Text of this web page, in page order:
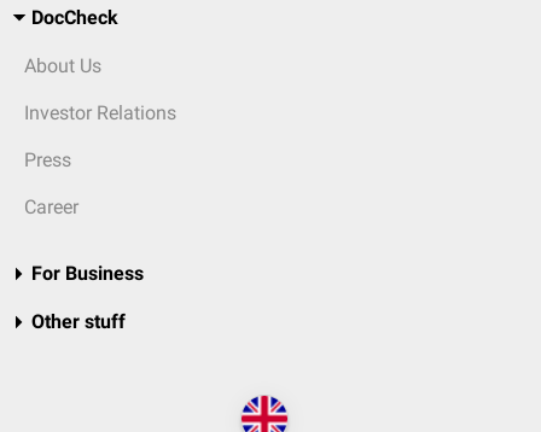
DocCheck
About Us
Investor Relations
Press
Career
For Business
Other stuff